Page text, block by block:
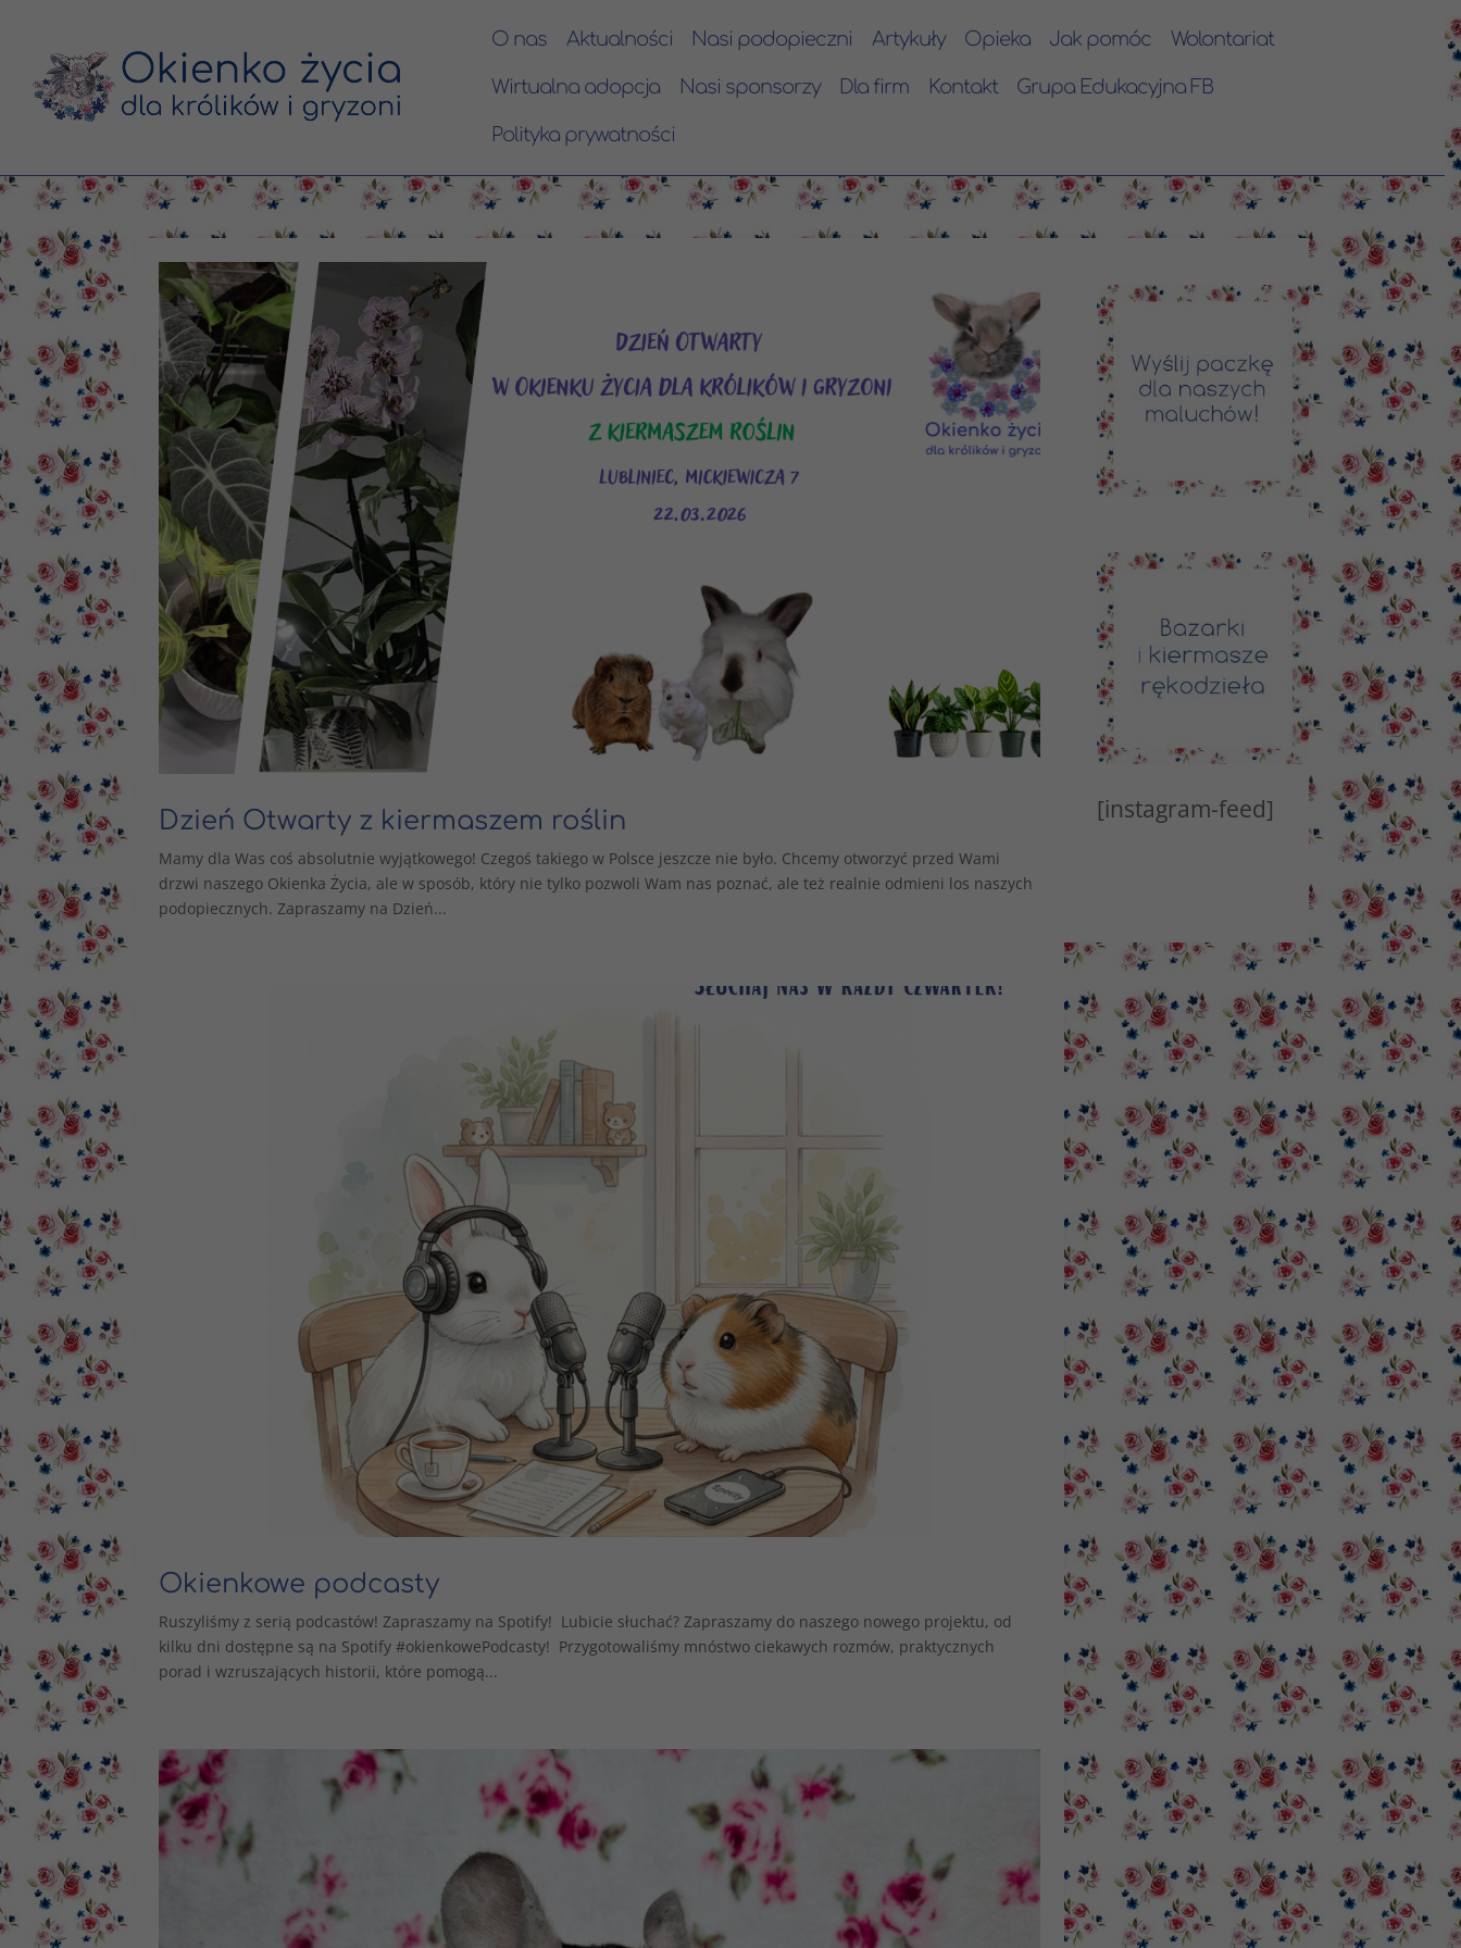
O nas Aktualności Nasi podopieczni Artykuły Opieka Jak pomóc Wolontariat
Wirtualna adopcja Nasi sponsorzy Dla firm Kontakt Grupa Edukacyjna FB
Polityka prywatności
Dzień Otwarty z kiermaszem roślin
Mamy dla Was coś absolutnie wyjątkowego! Czegoś takiego w Polsce jeszcze nie było. Chcemy otworzyć przed Wami
drzwi naszego Okienka Życia, ale w sposób, który nie tylko pozwoli Wam nas poznać, ale też realnie odmieni los naszych
podopiecznych. Zapraszamy na Dzień...
Okienkowe podcasty
Ruszyliśmy z serią podcastów! Zapraszamy na Spotify! Lubicie słuchać? Zapraszamy do naszego nowego projektu, od
kilku dni dostępne są na Spotify #okienkowePodcasty! Przygotowaliśmy mnóstwo ciekawych rozmów, praktycznych
porad i wzruszających historii, które pomogą...
[instagram-feed]